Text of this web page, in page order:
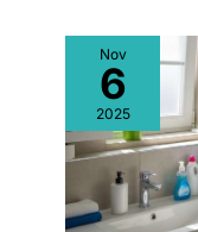
Nov
6
2025